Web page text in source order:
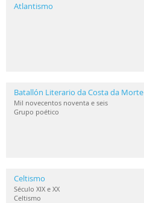
Atlantismo
Batallón Literario da Costa da Morte
Mil novecentos noventa e seis
Grupo poético
Celtismo
Século XIX e XX
Celtismo